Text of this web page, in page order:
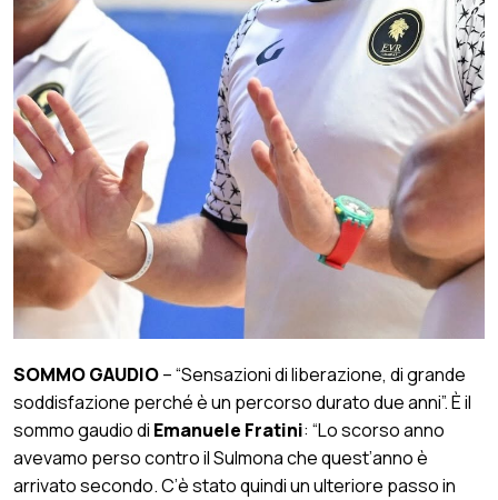
SOMMO GAUDIO– “Sensazioni di liberazione, di grande
soddisfazione perché è un percorso durato due anni”. È il
sommo gaudio di Emanuele Fratini: “Lo scorso anno
avevamo perso contro il Sulmona che quest’anno è
arrivato secondo. C’è stato quindi un ulteriore passo in